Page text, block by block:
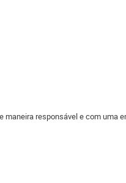
responsável e com uma